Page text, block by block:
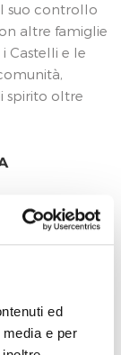
ed
e per
suo controllo
altre famiglie
Castelli e le
spirito oltre
furono
per gli ex
destinato ad
Piemonte,
Paolo,